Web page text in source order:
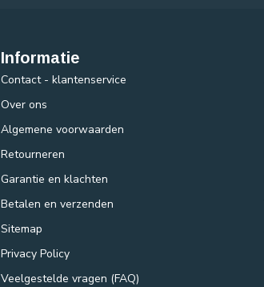
Informatie
Contact - klantenservice
Over ons
Algemene voorwaarden
Retourneren
Garantie en klachten
Betalen en verzenden
Sitemap
Privacy Policy
Veelgestelde vragen (FAQ)